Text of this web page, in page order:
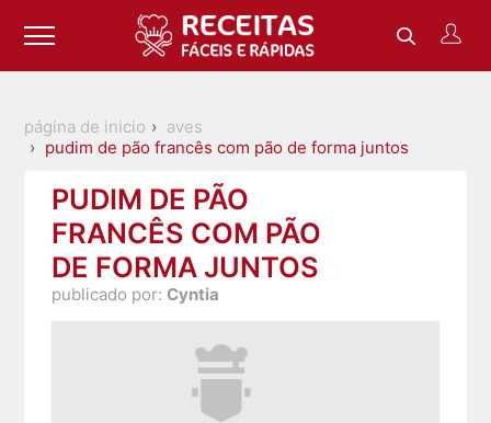
página de inicio
aves
pudim de pão francês com pão de forma juntos
PUDIM DE PÃO
FRANCÊS COM PÃO
DE FORMA JUNTOS
publicado por: Cyntia